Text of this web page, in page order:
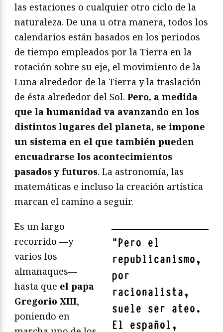
las estaciones o cualquier otro ciclo de la
naturaleza. De una u otra manera, todos los
calendarios están basados en los periodos
de tiempo empleados por la Tierra en la
rotación sobre su eje, el movimiento de la
Luna alrededor de la Tierra y la traslación
de ésta alrededor del Sol. Pero, a medida
que la humanidad va avanzando en los
distintos lugares del planeta, se impone
un sistema en el que también pueden
encuadrarse los acontecimientos
pasados y futuros. La astronomía, las
matemáticas e incluso la creación artística
marcan el camino a seguir.
"Pero el
republicanismo,
por
racionalista,
suele ser ateo.
El español,
Es un largo
recorrido —y
varios los
almanaques—
hasta que el papa
Gregorio XIII,
poniendo en